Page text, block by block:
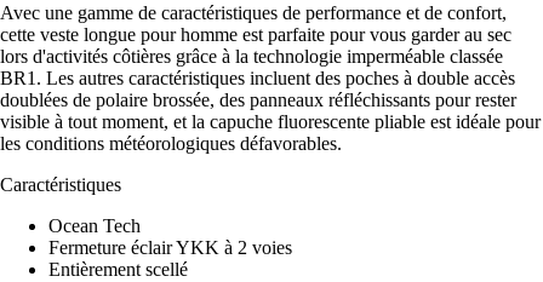
Avec une gamme de caractéristiques de performance et de confort,
cette veste longue pour homme est parfaite pour vous garder au sec
lors d'activités côtières grâce à la technologie imperméable classée
BR1. Les autres caractéristiques incluent des poches à double accès
doublées de polaire brossée, des panneaux réfléchissants pour rester
visible à tout moment, et la capuche fluorescente pliable est idéale pour
les conditions météorologiques défavorables.
Caractéristiques
Ocean Tech
Fermeture éclair YKK à 2 voies
Entièrement scellé